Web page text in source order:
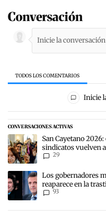
Conversación
TODOS LOS COMENTARIOS
Todos los
Inicie
CONVERSACIONES ACTIVAS
Este listado muestra los
Un artículo de tendencia con
San Cayetano
sindicatos vuelven
reclamos al Gobierno
29
Un artículo de tendencia con
Los gobernadores
reaparece en la
93